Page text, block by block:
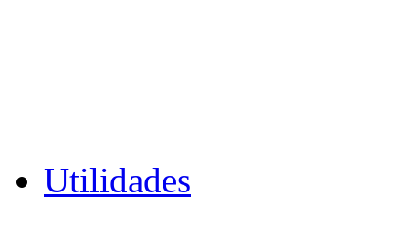
Utilidades